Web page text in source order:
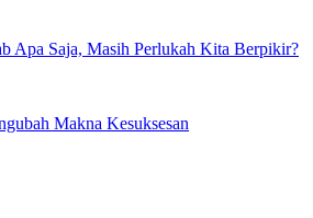
Apa Saja, Masih Perlukah Kita Berpikir?
Makna Kesuksesan